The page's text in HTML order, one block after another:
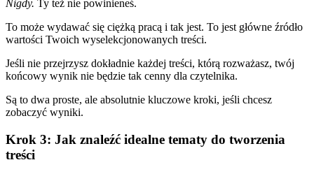
Nigdy. Ty też nie powinieneś.
To może wydawać się ciężką pracą i tak jest. To jest główne źródło
wartości Twoich wyselekcjonowanych treści.
Jeśli nie przejrzysz dokładnie każdej treści, którą rozważasz, twój
końcowy wynik nie będzie tak cenny dla czytelnika.
Są to dwa proste, ale absolutnie kluczowe kroki, jeśli chcesz
zobaczyć wyniki.
Krok 3: Jak znaleźć idealne tematy do tworzenia
treści